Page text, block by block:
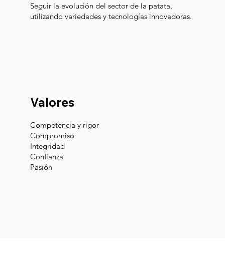
Seguir la evolución del sector de la patata,
utilizando variedades y tecnologías innovadoras.
Valores
Competencia y rigor
Compromiso
Integridad
Confianza
Pasión